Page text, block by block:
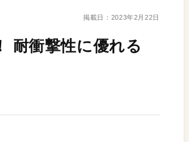
掲載日： 2023年2月22日
耐衝撃性に優れる